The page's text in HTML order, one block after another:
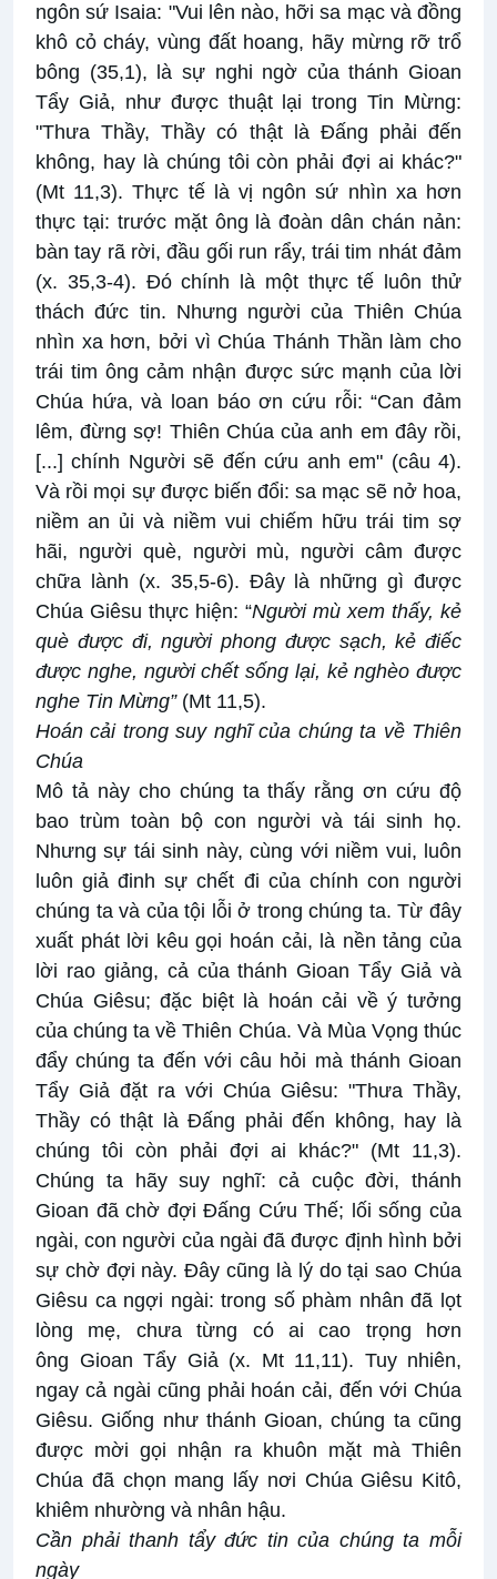
ngôn sứ Isaia: "Vui lên nào, hỡi sa mạc và đồng
khô cỏ cháy, vùng đất hoang, hãy mừng rỡ trổ
bông (35,1), là sự nghi ngờ của thánh Gioan
Tẩy Giả, như được thuật lại trong Tin Mừng:
"Thưa Thầy, Thầy có thật là Đấng phải đến
không, hay là chúng tôi còn phải đợi ai khác?"
(Mt 11,3). Thực tế là vị ngôn sứ nhìn xa hơn
thực tại: trước mặt ông là đoàn dân chán nản:
bàn tay rã rời, đầu gối run rẩy, trái tim nhát đảm
(x. 35,3-4). Đó chính là một thực tế luôn thử
thách đức tin. Nhưng người của Thiên Chúa
nhìn xa hơn, bởi vì Chúa Thánh Thần làm cho
trái tim ông cảm nhận được sức mạnh của lời
Chúa hứa, và loan báo ơn cứu rỗi: “Can đảm
lêm, đừng sợ! Thiên Chúa của anh em đây rồi,
[...] chính Người sẽ đến cứu anh em" (câu 4).
Và rồi mọi sự được biến đổi: sa mạc sẽ nở hoa,
niềm an ủi và niềm vui chiếm hữu trái tim sợ
hãi, người què, người mù, người câm được
chữa lành (x. 35,5-6). Đây là những gì được
Chúa Giêsu thực hiện: “Người mù xem thấy, kẻ
què được đi, người phong được sạch, kẻ điếc
được nghe, người chết sống lại, kẻ nghèo được
nghe Tin Mừng”(Mt 11,5).
Hoán cải trong suy nghĩ của chúng ta về Thiên
Chúa
Mô tả này cho chúng ta thấy rằng ơn cứu độ
bao trùm toàn bộ con người và tái sinh họ.
Nhưng sự tái sinh này, cùng với niềm vui, luôn
luôn giả đinh sự chết đi của chính con người
chúng ta và của tội lỗi ở trong chúng ta. Từ đây
xuất phát lời kêu gọi hoán cải, là nền tảng của
lời rao giảng, cả của thánh Gioan Tẩy Giả và
Chúa Giêsu; đặc biệt là hoán cải về ý tưởng
của chúng ta về Thiên Chúa. Và Mùa Vọng thúc
đẩy chúng ta đến với câu hỏi mà thánh Gioan
Tẩy Giả đặt ra với Chúa Giêsu: "Thưa Thầy,
Thầy có thật là Đấng phải đến không, hay là
chúng tôi còn phải đợi ai khác?" (Mt 11,3).
Chúng ta hãy suy nghĩ: cả cuộc đời, thánh
Gioan đã chờ đợi Đấng Cứu Thế; lối sống của
ngài, con người của ngài đã được định hình bởi
sự chờ đợi này. Đây cũng là lý do tại sao Chúa
Giêsu ca ngợi ngài: trong số phàm nhân đã lọt
lòng mẹ, chưa từng có ai cao trọng hơn
ông Gioan Tẩy Giả (x. Mt 11,11). Tuy nhiên,
ngay cả ngài cũng phải hoán cải, đến với Chúa
Giêsu. Giống như thánh Gioan, chúng ta cũng
được mời gọi nhận ra khuôn mặt mà Thiên
Chúa đã chọn mang lấy nơi Chúa Giêsu Kitô,
khiêm nhường và nhân hậu.
Cần phải thanh tẩy đức tin của chúng ta mỗi
ngày